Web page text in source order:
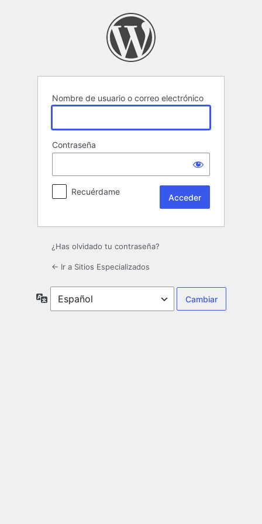
Nombre de usuario o correo electrónico
Contraseña
Recuérdame
¿Has olvidado tu contraseña?
← Ir a Sitios Especializados
Idioma